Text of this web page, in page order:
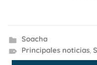
Soacha
Principales noticias,